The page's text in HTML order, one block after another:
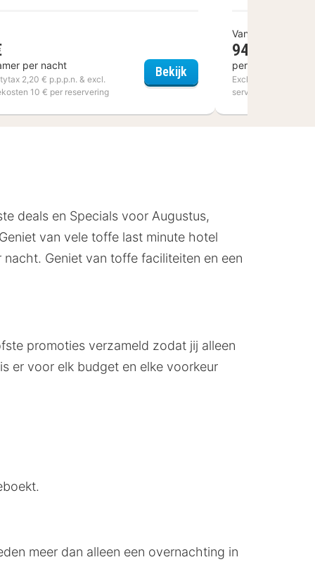
D'Ascq
per nacht
2,20 € p.p.p.n. & excl.
10 € per reservering
BekijkMercure Nancy Centre
Vanaf
94 €
per kamer per
Excl. citytax 2,50 €
servicekosten 10 €
deals en Specials voor Augustus,
van vele toffe last minute hotel
Geniet van toffe faciliteiten en een
promoties verzameld zodat jij alleen
er voor elk budget en elke voorkeur
meer dan alleen een overnachting in